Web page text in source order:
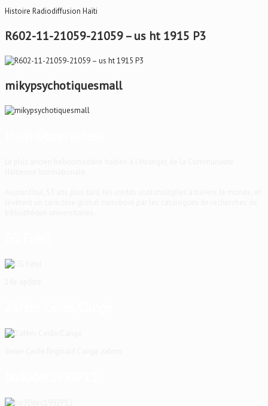
Histoire Radiodiffusion Haïti
R602-11-21059-21059 – us ht 1915 P3
mikypsychotiquesmall